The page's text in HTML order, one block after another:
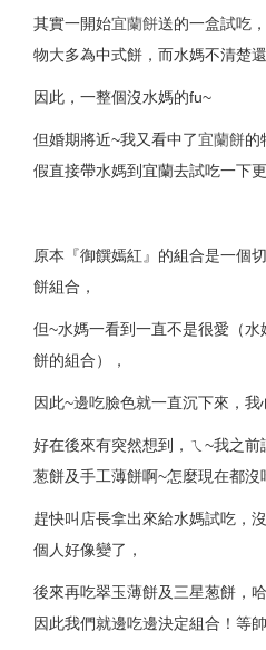
其實一開始宜蘭餅送的一盒試吃
物大多為中式餅，而水媽不清楚
因此，一整個沒水媽的fu~
但婚期將近~我又看中了宜蘭餅的
假直接帶水媽到宜蘭去試吃一下
原本『御饌嫣紅』的組合是一個
餅組合，
但~水媽一看到一直不是很愛（
餅的組合），
因此~邊吃臉色就一直沉下來，我
好在後來有突然想到，ㄟ~我之
葱餅及手工薄餅啊~怎麼現在都沒
趕快叫店長拿出來給水媽試吃，
個人好像變了，
後來再吃翠玉薄餅及三星葱餅，
因此我們就邊吃邊決定組合！等